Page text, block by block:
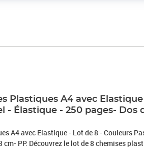
Plastiques A4 avec
- Élastique - 250 pages- Dos
A4 avec Elastique - Lot de 8 - Couleurs
cm- PP. Découvrez le lot de 8 chemises